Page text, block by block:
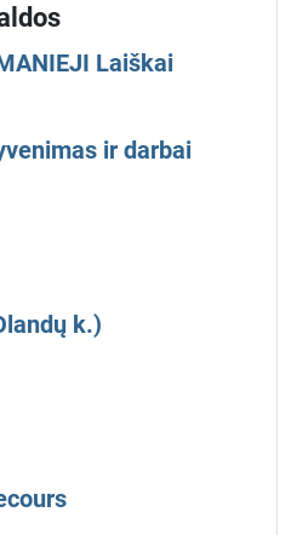
Laiškai
ir darbai
k.)